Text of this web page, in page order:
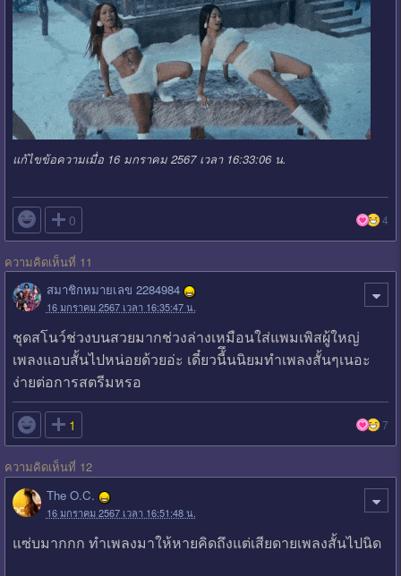
แก้ไขข้อความเมื่อ 16 มกราคม 2567 เวลา 16:33:06 น.
 0 4
ความคิดเห็นที่ 11
สมาชิกหมายเลข 2284984
16 มกราคม 2567 เวลา 16:35:47 น.
ชุดสโนว์ช่วงบนสวยมากช่วงล่างเหมือนใส่แพมเพิสผู้ใหญ่​
เพลงแอบสั้นไปหน่อยด้วยอ่ะ​ เดี๋ยวนี้ึนนิยมทำเพลงสั้นๆเนอะ​
ง่ายต่อการสตรีมหรอ
 1 7
ความคิดเห็นที่ 12
The O.C.
16 มกราคม 2567 เวลา 16:51:48 น.
แซ่บมากกก ทำเพลงมาให้หายคิดถึงแต่เสียดายเพลงสั้นไปนิด